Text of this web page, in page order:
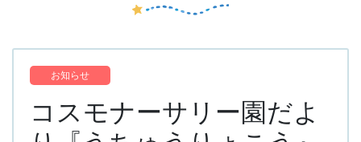
お知らせ
コスモナーサリー園だよ